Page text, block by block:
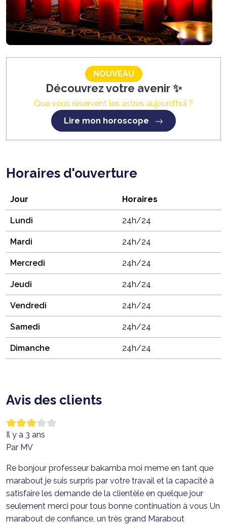
NOUVEAU
Découvrez votre avenir ✨
Que vous réservent les astres aujourd'hui ?
Lire mon horoscope
Horaires d'ouverture
Jour Horaires
Lundi 24h/24
Mardi 24h/24
Mercredi 24h/24
Jeudi 24h/24
Vendredi 24h/24
Samedi 24h/24
Dimanche 24h/24
Avis des clients
Il y a 3 ans
Par MV
Re bonjour professeur bakamba moi meme en tant que
marabout je suis surpris par votre travail et la capacité à
satisfaire les demande de la clientèle en quelque jour
seulement merci pour tous bonne continuation à vous Un
marabout de confiance, un très grand Marabout